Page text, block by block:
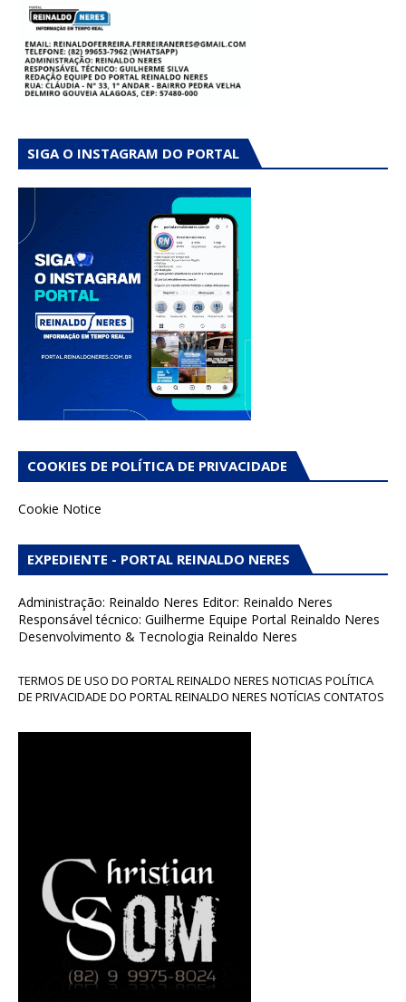
SIGA O INSTAGRAM DO PORTAL
COOKIES DE POLÍTICA DE PRIVACIDADE
Cookie Notice
EXPEDIENTE - PORTAL REINALDO NERES
Administração: Reinaldo Neres Editor: Reinaldo Neres
Responsável técnico: Guilherme Equipe Portal Reinaldo Neres
Desenvolvimento & Tecnologia Reinaldo Neres
TERMOS DE USO DO PORTAL REINALDO NERES NOTICIAS POLÍTICA
DE PRIVACIDADE DO PORTAL REINALDO NERES NOTÍCIAS CONTATOS